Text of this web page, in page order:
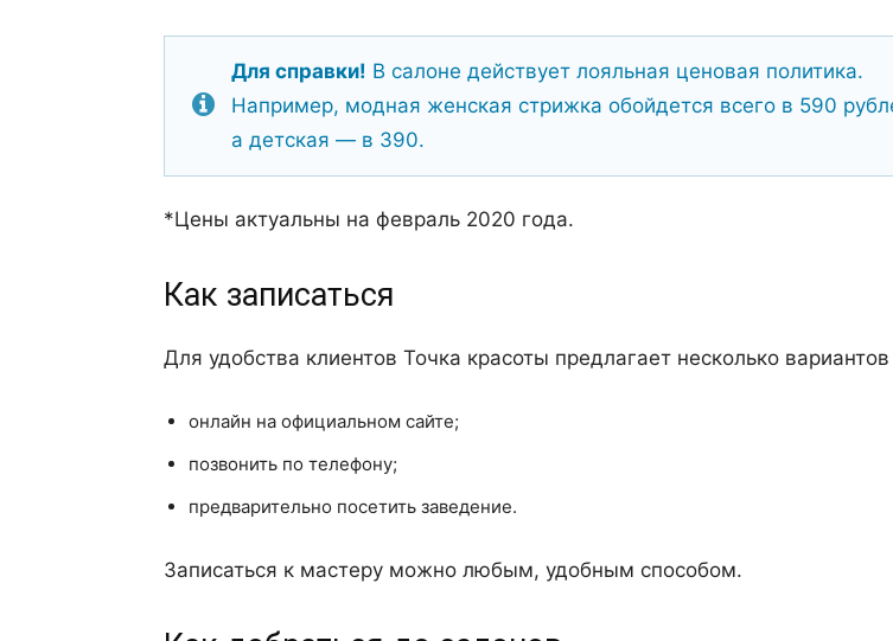
Для справки! В салоне действует лояльная ценовая политика.
Например, модная женская стрижка обойдется всего в 590
а детская — в 390.
*Цены актуальны на февраль 2020 года.
Как записаться
Для удобства клиентов Точка красоты предлагает несколько вариантов
онлайн на официальном сайте;
позвонить по телефону;
предварительно посетить заведение.
Записаться к мастеру можно любым, удобным способом.